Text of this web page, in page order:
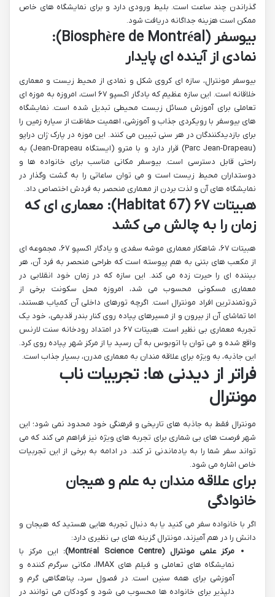
گذراندن چند ساعت است. بلیط ورودی دارد و برای نمایشگاه های خاص
ممکن است هزینه جداگانه دریافت شود.
بیوسفر (Biosphère de Montréal):
نمادی از آینده ای پایدار
بیوسفر مونترال، سازه ای کروی شکل و نمادی از محیط زیست و معماری
خلاقانه است. این سازه عظیم که یادگار اکسپو ۶۷ است، امروزه به موزه ای
تعاملی برای آموزش مسائل زیست محیطی تبدیل شده است. نمایشگاه
های بیوسفر با رویکردی جذاب و آموزشی، اهمیت حفاظت از سیاره زمین را
برای بازدیدکنندگان در هر سنی تبیین می کنند. این موزه در پارک ژان دراپو
(Parc Jean-Drapeau) قرار دارد و با مترو (ایستگاه Jean-Drapeau) به
راحتی قابل دسترسی است. بیوسفر مکانی مناسب برای خانواده ها و
دوستداران محیط زیست است و می توان ساعاتی را به گشت وگذار در
نمایشگاه های آن و لذت بردن از معماری منحصر به فردش اختصاص داد.
هبیتات ۶۷ (Habitat 67): معماری ای که
زمان را به چالش می کشد
هبیتات ۶۷، شاهکار معماری موشه سفدی و یادگار اکسپو ۶۷، مجموعه ای
از مکعب های بتنی به هم پیوسته است که طراحی منحصر به فرد آن، هر
بیننده ای را حیرت زده می کند. این سازه که در زمان خود انقلابی در
معماری مسکونی محسوب می شد، امروزه محل سکونت برخی از
ثروتمندترین افراد مونترال است. اگرچه تورهای داخلی آن کمیاب هستند،
اما تماشای آن از بیرون و از مسیرهای پیاده روی کنار بندر قدیمی، خود یک
تجربه معماری بی نظیر است. هبیتات ۶۷ در امتداد رودخانه سنت لارنس
واقع شده و می توان با اتوبوس به آن رسید یا از مرکز شهر پیاده روی کرد.
این جاذبه، به ویژه برای علاقه مندان به معماری مدرن، بسیار جذاب است.
فراتر از دیدنی ها: تجربیات ناب
مونترال
مونترال فقط به جاذبه های تاریخی و فرهنگی خود محدود نمی شود؛ این
شهر فرصت های بی شماری برای تجربه های ویژه نیز فراهم می کند که می
تواند سفر شما را به یادماندنی تر کند. در ادامه به برخی از این تجربیات
خاص اشاره می شود.
برای علاقه مندان به علم و هیجان
خانوادگی
اگر با خانواده سفر می کنید یا به دنبال تجربه هایی هستید که هیجان و
دانش را در هم آمیزند، مونترال گزینه های بی نظیری دارد:
مرکز علمی مونترال (Montréal Science Centre):
این مرکز با
نمایشگاه های تعاملی و فیلم های IMAX، مکانی سرگرم کننده و
آموزشی برای همه سنین است. در فصول سرد، پناهگاهی گرم و
دلپذیر برای خانواده ها محسوب می شود و کودکان می توانند در